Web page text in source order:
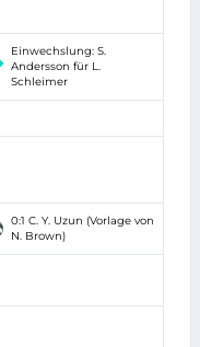
Einwechslung: S.
Andersson für L.
Schleimer
0:1 C. Y. Uzun (Vorlage von
N. Brown)